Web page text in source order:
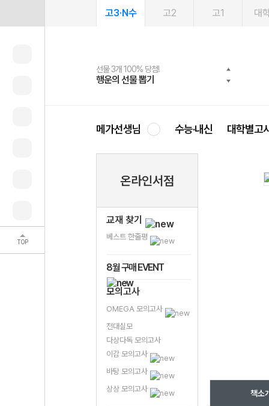
TOP
고3·N수 고2 고1 대
선물 3개 100% 당첨!
행운의 선물 뽑기
선물 100% 증정!
메가스터디 X 올리브
2027 러셀 단과
강사 공개선발
스마트러닝앱
설문 EVENT
메가패스
3일 무료 체험권
메가패스 수강생 무료혜택!
메가클럽 멤버십
사회공헌 캠페인
희망이룸 메가나눔
메가선생님 수능·내신 대학별고
온라인서점
교재 찾기
베스트 한줄평
8월 구매 EVENT
모의고사
OMEGA 모의고사
전대실모
다상다독 모의고사
이감 모의고사
바탕 모의고사
상상 모의고사
책소